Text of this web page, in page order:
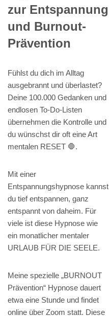
zur Entspannung
und Burnout-
Prävention
Fühlst du dich im Alltag
ausgebrannt und überlastet?
Deine 100.000 Gedanken und
endlosen To-Do-Listen
übernehmen die Kontrolle und
du wünschst dir oft eine Art
mentalen RESET 🛑.
Mit einer
Entspannungshypnose kannst
du tief entspannen, ganz
entspannt von daheim. Für
viele ist diese Hypnose wie
ein monatlicher mentaler
URLAUB FÜR DIE SEELE.
Meine spezielle „BURNOUT
Prävention“ Hypnose dauert
etwa eine Stunde und findet
online über Zoom statt. Diese